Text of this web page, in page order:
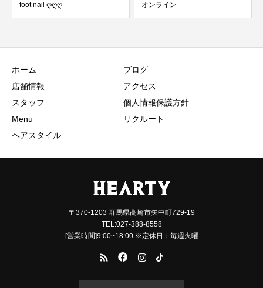
foot nail ღღღ オンライン
ホーム
店舗情報
スタッフ
Menu
ヘアスタイル
ブログ
アクセス
個人情報保護方針
リクルート
〒370-1203 群馬県高崎市矢中町729-19
TEL:027-388-8558
[営業時間]9:00~18:00 ※定休日：毎週火曜